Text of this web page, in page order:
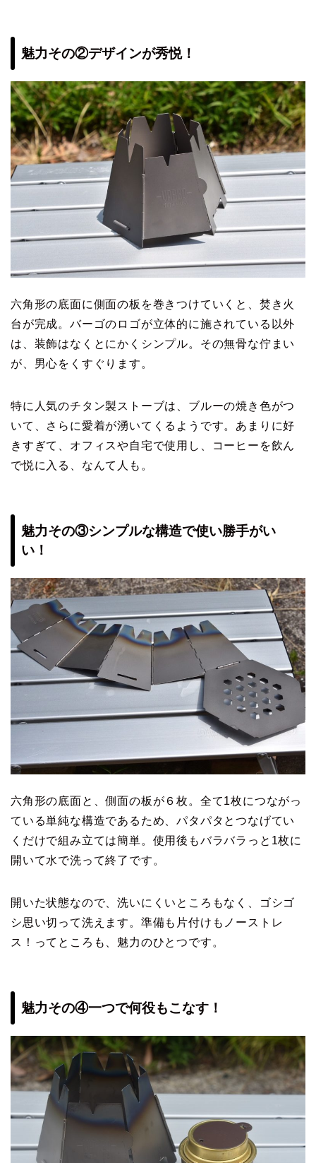
魅力その②デザインが秀悦！
六角形の底面に側面の板を巻きつけていくと、焚き火
台が完成。バーゴのロゴが立体的に施されている以外
は、装飾はなくとにかくシンプル。その無骨な佇まい
が、男心をくすぐります。
特に人気のチタン製ストーブは、ブルーの焼き色がつ
いて、さらに愛着が湧いてくるようです。あまりに好
きすぎて、オフィスや自宅で使用し、コーヒーを飲ん
で悦に入る、なんて人も。
魅力その③シンプルな構造で使い勝手がい
い！
六角形の底面と、側面の板が６枚。全て1枚につながっ
ている単純な構造であるため、パタパタとつなげてい
くだけで組み立ては簡単。使用後もバラバラっと1枚に
開いて水で洗って終了です。
開いた状態なので、洗いにくいところもなく、ゴシゴ
シ思い切って洗えます。準備も片付けもノーストレ
ス！ってところも、魅力のひとつです。
魅力その④一つで何役もこなす！